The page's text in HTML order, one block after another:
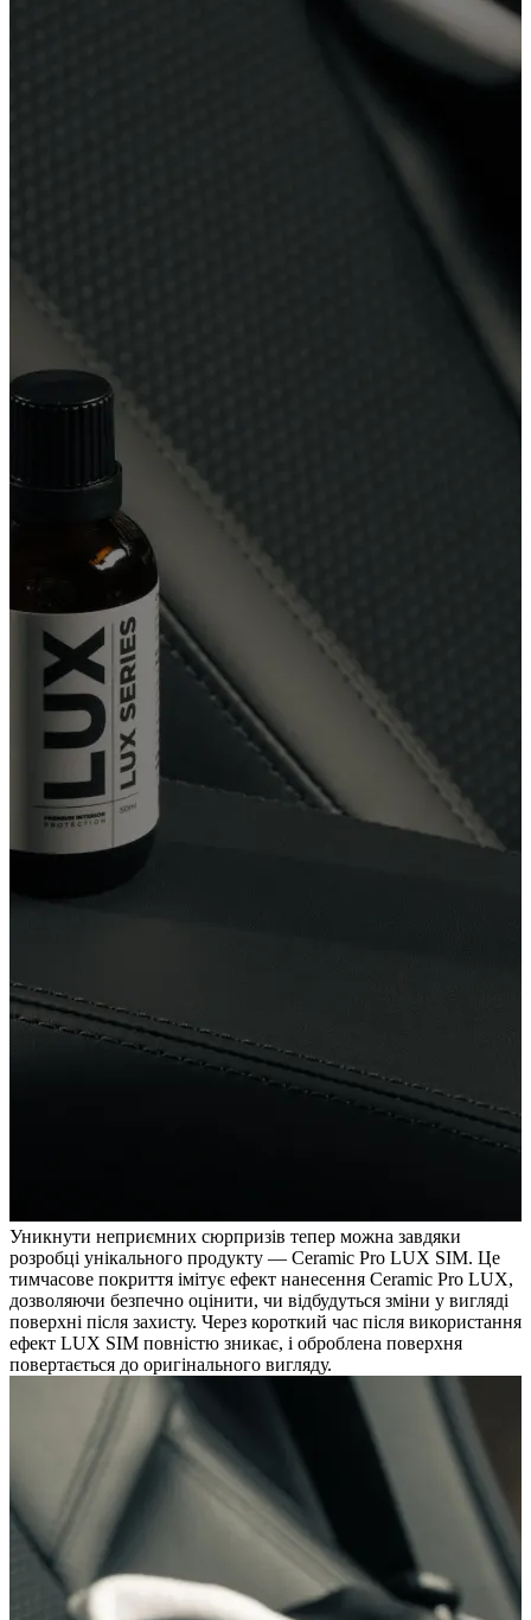
Уникнути неприємних сюрпризів тепер можна завдяки
розробці унікального продукту — Ceramic Pro LUX SIM. Це
тимчасове покриття імітує ефект нанесення Ceramic Pro LUX,
дозволяючи безпечно оцінити, чи відбудуться зміни у вигляді
поверхні після захисту. Через короткий час після використання
ефект LUX SIM повністю зникає, і оброблена поверхня
повертається до оригінального вигляду.